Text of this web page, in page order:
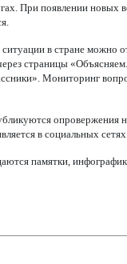
При появлении новых
в стране можно
страницы
Мониторинг
опровержения
в социальных сетях.
памятки,